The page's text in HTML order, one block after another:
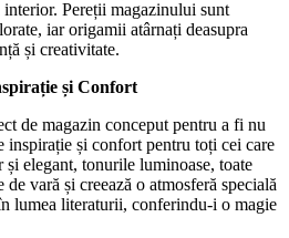
Pereții magazinului sunt
iar origamii atârnați deasupra
și creativitate.
și Confort
de magazin conceput pentru a fi nu
inspirație și confort pentru toți cei care
elegant, tonurile luminoase, toate
vară și creează o atmosferă specială
lumea literaturii, conferindu-i o magie